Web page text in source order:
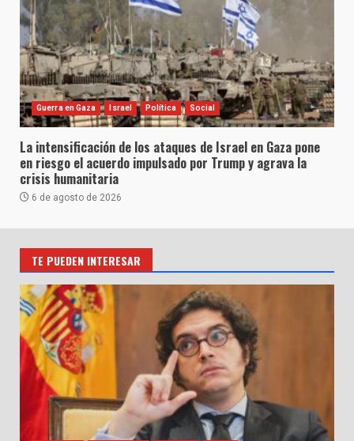
Guerra en Gaza Israel Política Social
La intensificación de los ataques de Israel en Gaza pone
en riesgo el acuerdo impulsado por Trump y agrava la
crisis humanitaria
6 de agosto de 2026
TE PUEDEN INTERESAR